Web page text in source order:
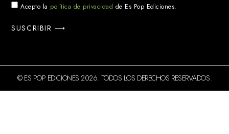
Acepto la política de privacidad de Es Pop Ediciones.
SUSCRIBIR ⟶
© ES POP EDICIONES 2026. TODOS LOS DERECHOS RESERVADOS.